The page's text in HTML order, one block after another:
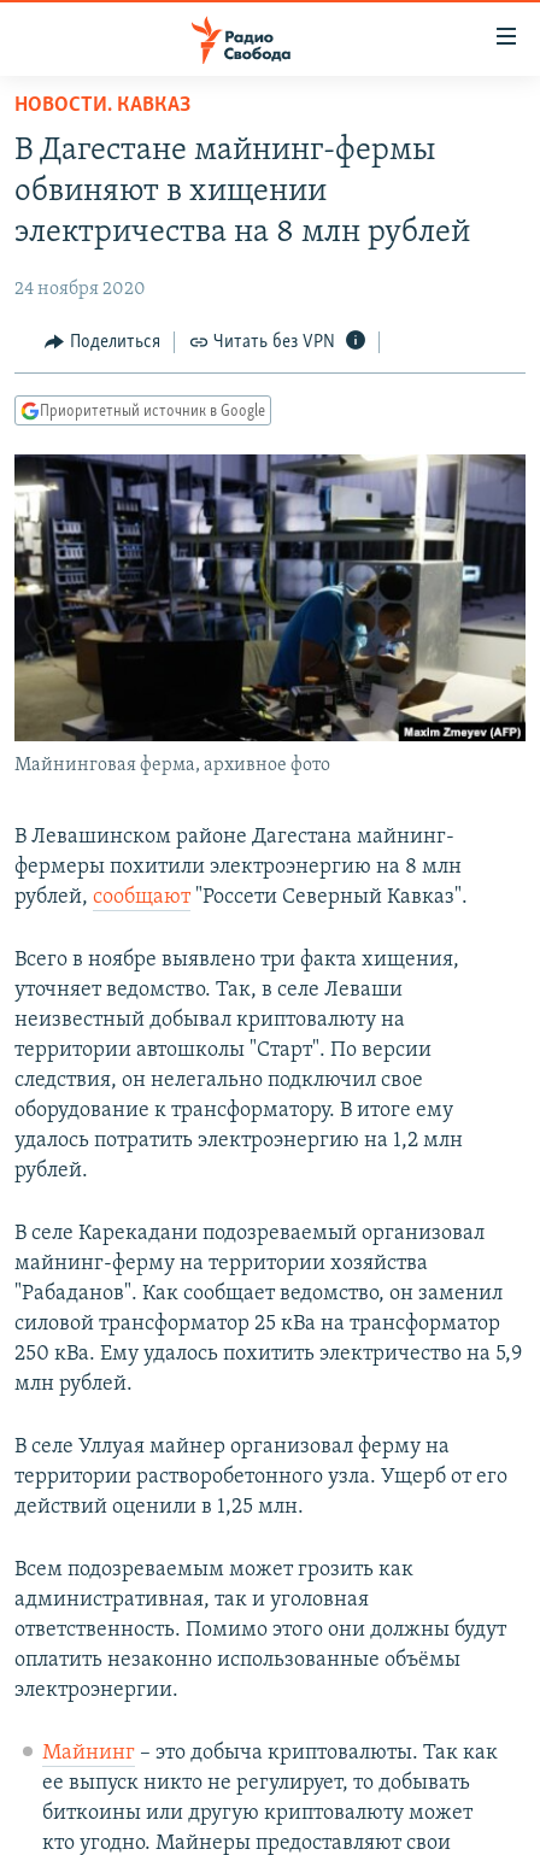
упрощенного
доступа
Вернуться
основному
Вернутся
Вернутся
поиску
ПОДКАСТЫ
МНЕНИЯ
КУЛЬТУРА
КАВКАЗ.РЕАЛИИ
СЕВЕР.РЕАЛИИ
СИБИРЬ.РЕАЛИИ
РАСПИСАНИЕ ВЕЩАНИЯ
ПОДПИШИТЕСЬ НА РАССЫЛКУ
СОЦИАЛЬНЫЕ СЕТИ
Все сайты РСЕ/РС
НОВОСТИ. КАВКАЗ
В Дагестане майнинг-фермы
обвиняют в хищении
электричества на 8 млн рублей
24 ноября 2020
Поделиться Читать без VPN
Приоритетный источник в Google
Майнинговая ферма, архивное фото
В Левашинском районе Дагестана майнинг-
фермеры похитили электроэнергию на 8 млн
рублей, сообщают"Россети Северный Кавказ".
Всего в ноябре выявлено три факта хищения,
уточняет ведомство. Так, в селе Леваши
неизвестный добывал криптовалюту на
территории автошколы "Старт". По версии
следствия, он нелегально подключил свое
оборудование к трансформатору. В итоге ему
удалось потратить электроэнергию на 1,2 млн
рублей.
В селе Карекадани подозреваемый организовал
майнинг-ферму на территории хозяйства
"Рабаданов". Как сообщает ведомство, он заменил
силовой трансформатор 25 кВа на трансформатор
250 кВа. Ему удалось похитить электричество на 5,9
млн рублей.
В селе Уллуая майнер организовал ферму на
территории растворобетонного узла. Ущерб от его
действий оценили в 1,25 млн.
Всем подозреваемым может грозить как
административная, так и уголовная
ответственность. Помимо этого они должны будут
оплатить незаконно использованные объёмы
электроэнергии.
Майнинг– это добыча криптовалюты. Так как
ее выпуск никто не регулирует, то добывать
биткоины или другую криптовалюту может
кто угодно. Майнеры предоставляют свои